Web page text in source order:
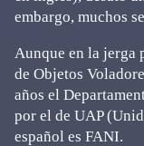
embargo, muchos
Aunque en la jerga
de Objetos
años el
por el de UAP
español es FANI.